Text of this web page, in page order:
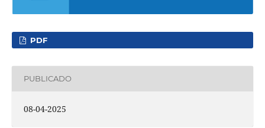
PDF
PUBLICADO
08-04-2025